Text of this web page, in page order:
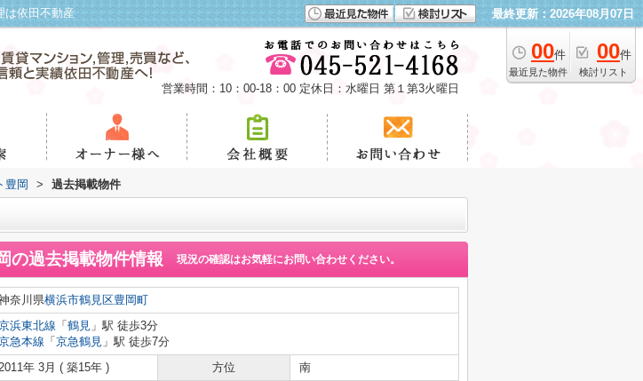
は依田不動産 最終更新：2026年08月07日
00件
最近見た物件
00件
検討リスト
営業時間：10：00-18：00 定休日：水曜日 第１第3火曜日
豊岡 > 過去掲載物件
の過去掲載物件情報 現況の確認はお気軽にお問い合わせください。
奈川県横浜市鶴見区豊岡町
浜東北線 「 鶴見 」駅 徒歩3分
急本線 「 京急鶴見 」駅 徒歩7分
年 3月 ( 築15年 ) 方位
南